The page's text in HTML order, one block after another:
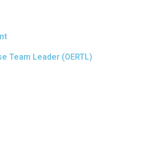
Team Leader (OERTL)